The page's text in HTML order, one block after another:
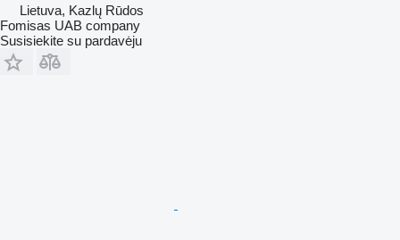
Lietuva, Kazlų Rūdos
Fomisas UAB company
Susisiekite su pardavėju